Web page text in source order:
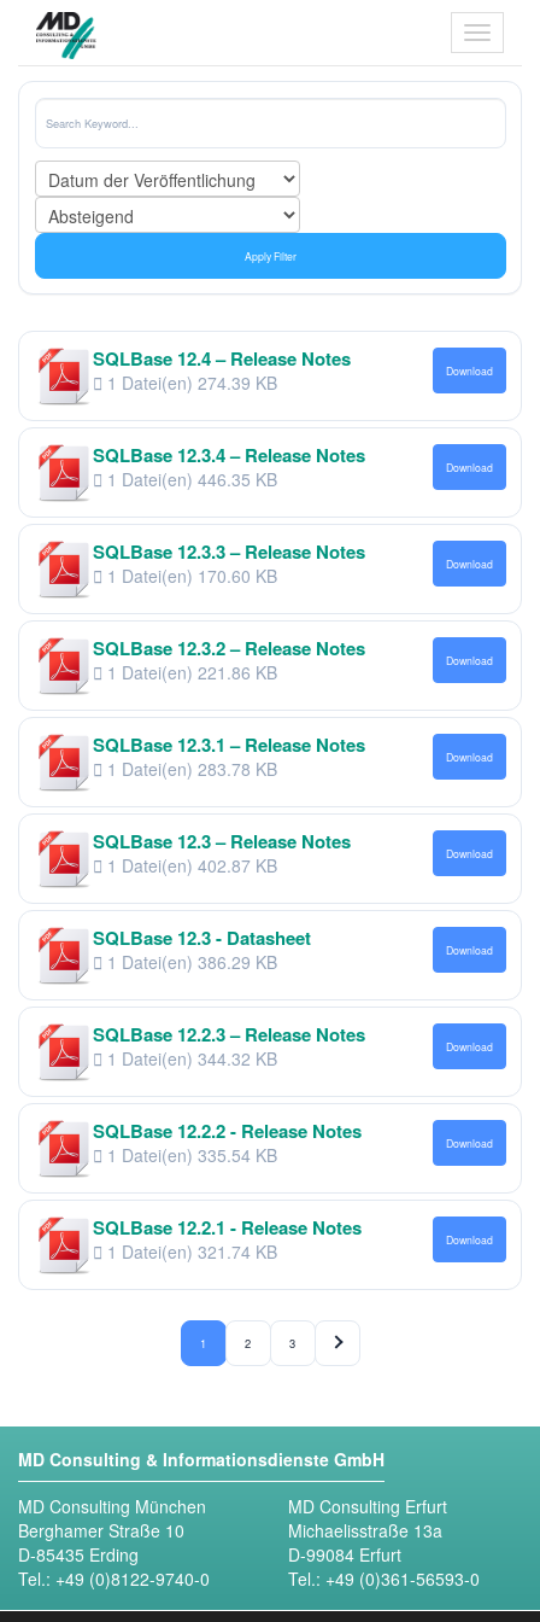
Apply Filter
SQLBase 12.4 – Release Notes
1 Datei(en) 274.39 KB Download
SQLBase 12.3.4 – Release Notes
1 Datei(en) 446.35 KB Download
SQLBase 12.3.3 – Release Notes
1 Datei(en) 170.60 KB Download
SQLBase 12.3.2 – Release Notes
1 Datei(en) 221.86 KB Download
SQLBase 12.3.1 – Release Notes
1 Datei(en) 283.78 KB Download
SQLBase 12.3 – Release Notes
1 Datei(en) 402.87 KB Download
SQLBase 12.3 - Datasheet
1 Datei(en) 386.29 KB Download
SQLBase 12.2.3 – Release Notes
1 Datei(en) 344.32 KB Download
SQLBase 12.2.2 - Release Notes
1 Datei(en) 335.54 KB Download
SQLBase 12.2.1 - Release Notes
1 Datei(en) 321.74 KB Download
1 2 3
MD Consulting & Informationsdienste GmbH
MD Consulting München
Berghamer Straße 10
D-85435 Erding
Tel.: +49 (0)8122-9740-0
MD Consulting Erfurt
Michaelisstraße 13a
D-99084 Erfurt
Tel.: +49 (0)361-56593-0
Folgen Sie uns